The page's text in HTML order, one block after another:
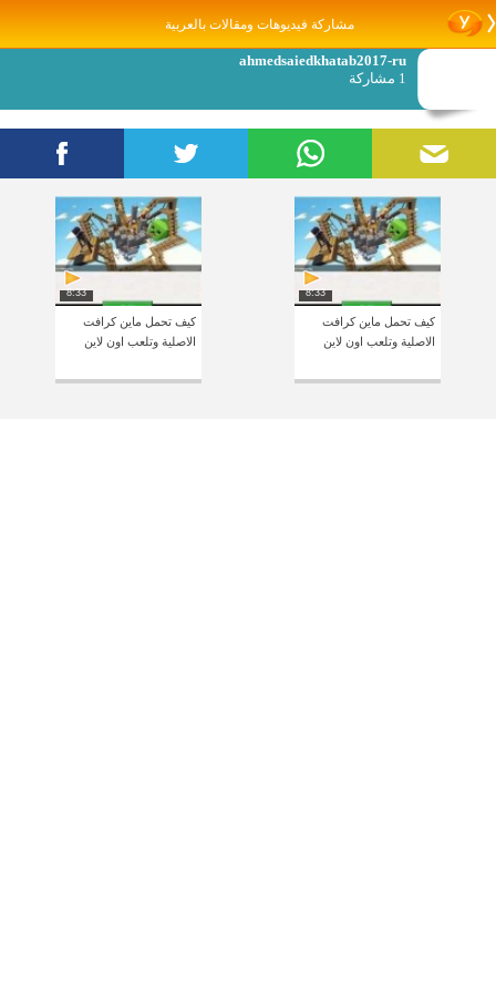
مشاركة فيديوهات ومقالات بالعربية
ahmedsaiedkhatab2017-ru
1 مشاركة
8:33
كيف تحمل ماين كرافت
الاصلية وتلعب اون لاين
8:33
كيف تحمل ماين كرافت
الاصلية وتلعب اون لاين